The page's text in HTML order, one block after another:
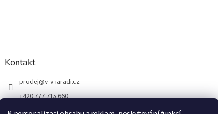
Kontakt
prodej@v-vnaradi.cz
+420 777 715 660